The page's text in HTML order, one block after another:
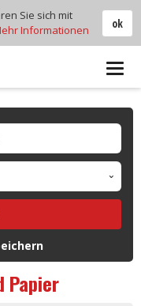
Papier
ok
Sie sich mit
Informationen